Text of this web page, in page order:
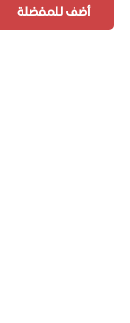
أضف للمفضلة